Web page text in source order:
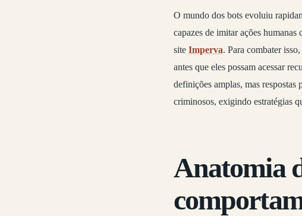
O mundo dos bots evoluiu
capazes de imitar ações
site Imperva. Para combater
antes que eles possam acessar
definições amplas, mas respostas
criminosos, exigindo estratégias
Anatomia